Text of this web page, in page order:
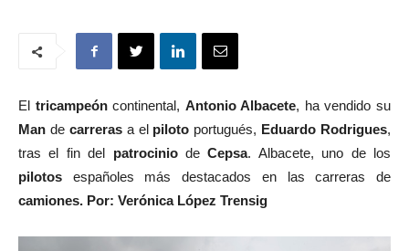
El tricampeóncontinental, Antonio Albacete, ha vendido su
Man de carreras a el piloto portugués, Eduardo Rodrigues,
tras el fin del patrociniodeCepsa. Albacete, uno de los
pilotos españoles más destacados en las carreras de
camiones. Por: Verónica López Trensig